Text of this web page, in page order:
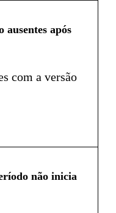
ausentes após
com a versão
não inicia